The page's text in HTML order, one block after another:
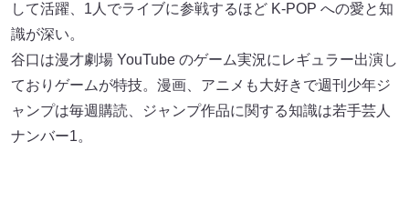
して活躍、1人でライブに参戦するほど K-POP への愛と知
識が深い。
谷口は漫才劇場 YouTube のゲーム実況にレギュラー出演し
ておりゲームが特技。漫画、アニメも大好きで週刊少年ジ
ャンプは毎週購読、ジャンプ作品に関する知識は若手芸人
ナンバー1。